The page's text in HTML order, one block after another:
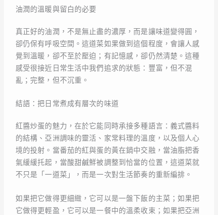
油潤的溫暖與留白的必要
真正好的油潤，不是無止盡的濃厚，而是讓味道變得圓，
卻仍保有呼吸空間。這道菜如果做到這個程度，會讓人感
覺到溫暖，卻不至於壓迫；有記憶感，卻仍然清楚。這種
感受很接近日常生活中我們追求的狀態：豐富，但不混
亂；完整，但不沉重。
結語：把日常煮成有層次的味道
紅醬炒蛋的魅力，在於它能同時承接多種語言：義式醬料
的結構、亞洲調味的靈活、家常料理的溫度，以及個人心
境的投射。當番茄的紅與蛋的黃在鍋中交融，當油脂把香
氣緩緩托起，當酸甜鹹鮮被調整到恰當的位置，這道菜就
不只是「一道菜」，而是一次對生活節奏的重新編排。
如果把它做得更細緻，它可以是一盤下飯的主菜；如果把
它做得更輕盈，它可以是一餐中的溫柔收束；如果把亞洲